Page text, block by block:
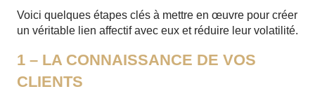
Voici quelques étapes clés à mettre en œuvre pour créer
un véritable lien affectif avec eux et réduire leur volatilité.
1 – LA CONNAISSANCE DE VOS
CLIENTS